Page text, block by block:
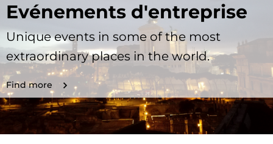
Evénements d'entreprise
Unique events in some of the most
extraordinary places in the world.
Find more